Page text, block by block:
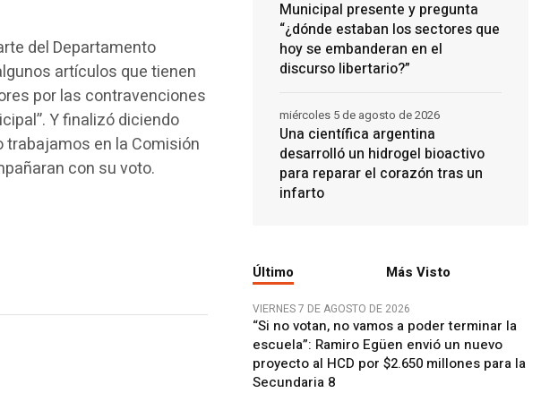
del Departamento
artículos que tienen
por las contravenciones
Y finalizó diciendo
trabajamos en la Comisión
con su voto.
Municipal presente y pregunta
“¿dónde estaban los sectores que
hoy se embanderan en el
discurso libertario?”
Una científica argentina
desarrolló un hidrogel bioactivo
para reparar el corazón tras un
infarto
miércoles 5 de agosto de 2026
Último Más Visto
VIERNES 7 DE AGOSTO DE 2026
“Si no votan, no vamos a poder terminar la
escuela”: Ramiro Egüen envió un nuevo
proyecto al HCD por $2.650 millones para la
Secundaria 8